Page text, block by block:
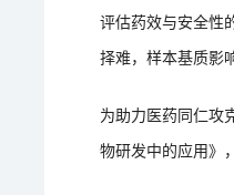
评估药效与安全性
择难，样本基质影
为助力医药同仁攻
物研发中的应用》